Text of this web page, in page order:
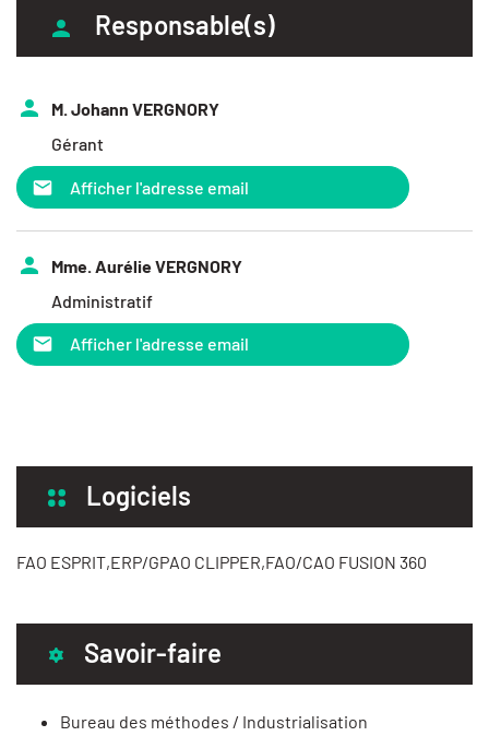
Responsable(s)
M. Johann VERGNORY
Gérant
Afficher l'adresse email
Mme. Aurélie VERGNORY
Administratif
Afficher l'adresse email
Logiciels
FAO ESPRIT,ERP/GPAO CLIPPER,FAO/CAO FUSION 360
Savoir-faire
Bureau des méthodes / Industrialisation